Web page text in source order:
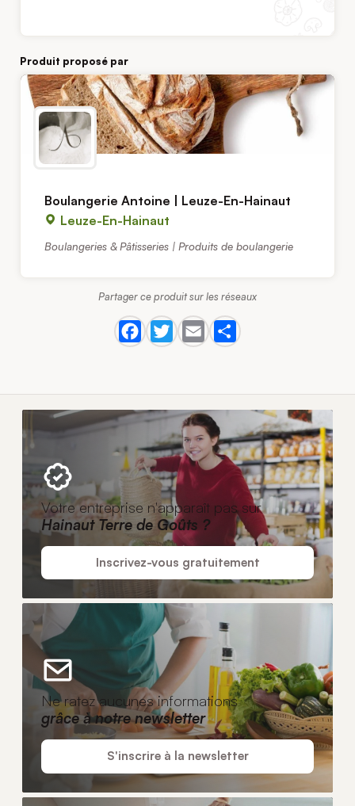
Produit proposé par
Boulangerie Antoine | Leuze-En-Hainaut
Leuze-En-Hainaut
Boulangeries & Pâtisseries | Produits de boulangerie
Partager ce produit sur les réseaux
Votre entreprise n'apparaît pas sur
Hainaut Terre de Goûts ?
Inscrivez-vous gratuitement
Ne ratez aucunes informations
grâce à notre newsletter
S'inscrire à la newsletter